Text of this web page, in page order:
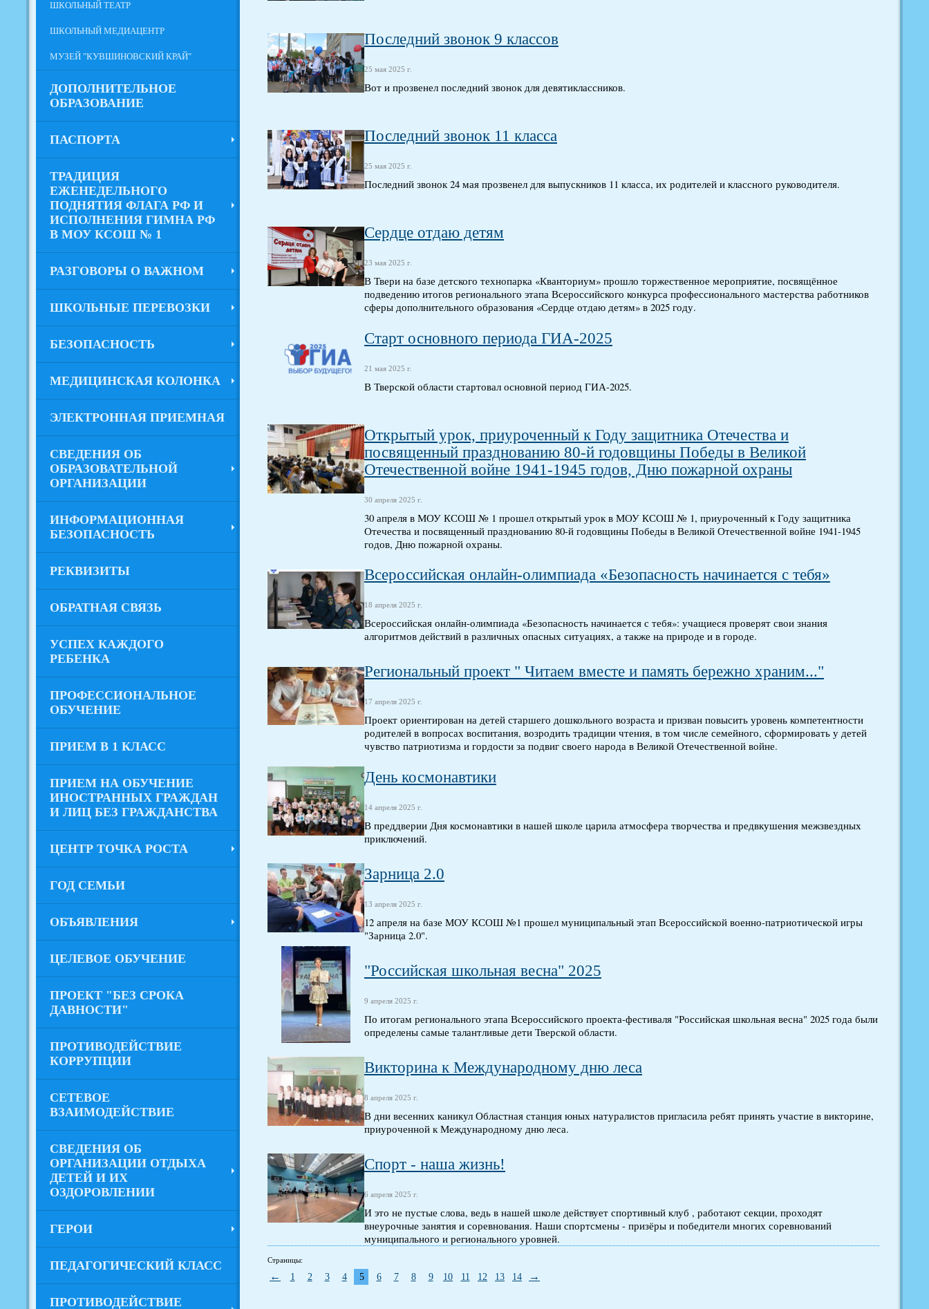
ШКОЛЬНЫЙ ТЕАТР
ШКОЛЬНЫЙ МЕДИАЦЕНТР
МУЗЕЙ "КУВШИНОВСКИЙ КРАЙ"
ДОПОЛНИТЕЛЬНОЕ
ОБРАЗОВАНИЕ
ПАСПОРТА
ТРАДИЦИЯ
ЕЖЕНЕДЕЛЬНОГО
ПОДНЯТИЯ ФЛАГА РФ И
ИСПОЛНЕНИЯ ГИМНА РФ
В МОУ КСОШ № 1
РАЗГОВОРЫ О ВАЖНОМ
ШКОЛЬНЫЕ ПЕРЕВОЗКИ
БЕЗОПАСНОСТЬ
МЕДИЦИНСКАЯ КОЛОНКА
ЭЛЕКТРОННАЯ ПРИЕМНАЯ
СВЕДЕНИЯ ОБ
ОБРАЗОВАТЕЛЬНОЙ
ОРГАНИЗАЦИИ
ИНФОРМАЦИОННАЯ
БЕЗОПАСНОСТЬ
РЕКВИЗИТЫ
ОБРАТНАЯ СВЯЗЬ
УСПЕХ КАЖДОГО
РЕБЕНКА
ПРОФЕССИОНАЛЬНОЕ
ОБУЧЕНИЕ
ПРИЕМ В 1 КЛАСС
ПРИЕМ НА ОБУЧЕНИЕ
ИНОСТРАННЫХ ГРАЖДАН
И ЛИЦ БЕЗ ГРАЖДАНСТВА
ЦЕНТР ТОЧКА РОСТА
ГОД СЕМЬИ
ОБЪЯВЛЕНИЯ
ЦЕЛЕВОЕ ОБУЧЕНИЕ
ПРОЕКТ "БЕЗ СРОКА
ДАВНОСТИ"
ПРОТИВОДЕЙСТВИЕ
КОРРУПЦИИ
СЕТЕВОЕ
ВЗАИМОДЕЙСТВИЕ
СВЕДЕНИЯ ОБ
ОРГАНИЗАЦИИ ОТДЫХА
ДЕТЕЙ И ИХ
ОЗДОРОВЛЕНИИ
ГЕРОИ
ПЕДАГОГИЧЕСКИЙ КЛАСС
ПРОТИВОДЕЙСТВИЕ
Последний звонок 9 классов
25 мая 2025 г.
Вот и прозвенел последний звонок для девятиклассников.
Последний звонок 11 класса
25 мая 2025 г.
Последний звонок 24 мая прозвенел для выпускников 11 класса, их родителей и классного руководителя.
Сердце отдаю детям
23 мая 2025 г.
В Твери на базе детского технопарка «Кванториум» прошло торжественное мероприятие, посвящённое
подведению итогов регионального этапа Всероссийского конкурса профессионального мастерства работников
сферы дополнительного образования «Сердце отдаю детям» в 2025 году.
Старт основного периода ГИА-2025
21 мая 2025 г.
В Тверской области стартовал основной период ГИА-2025.
Открытый урок, приуроченный к Году защитника Отечества и
посвященный празднованию 80-й годовщины Победы в Великой
Отечественной войне 1941-1945 годов, Дню пожарной охраны
30 апреля 2025 г.
30 апреля в МОУ КСОШ № 1 прошел открытый урок в МОУ КСОШ № 1, приуроченный к Году защитника
Отечества и посвященный празднованию 80-й годовщины Победы в Великой Отечественной войне 1941-1945
годов, Дню пожарной охраны.
Всероссийская онлайн-олимпиада «Безопасность начинается с тебя»
18 апреля 2025 г.
Всероссийская онлайн-олимпиада «Безопасность начинается с тебя»: учащиеся проверят свои знания
алгоритмов действий в различных опасных ситуациях, а также на природе и в городе.
Региональный проект " Читаем вместе и память бережно храним..."
17 апреля 2025 г.
Проект ориентирован на детей старшего дошкольного возраста и призван повысить уровень компетентности
родителей в вопросах воспитания, возродить традиции чтения, в том числе семейного, сформировать у детей
чувство патриотизма и гордости за подвиг своего народа в Великой Отечественной войне.
День космонавтики
14 апреля 2025 г.
В преддверии Дня космонавтики в нашей школе царила атмосфера творчества и предвкушения межзвездных
приключений.
Зарница 2.0
13 апреля 2025 г.
12 апреля на базе МОУ КСОШ №1 прошел муниципальный этап Всероссийской военно-патриотической игры
"Зарница 2.0".
"Российская школьная весна" 2025
9 апреля 2025 г.
По итогам регионального этапа Всероссийского проекта-фестиваля "Российская школьная весна" 2025 года были
определены самые талантливые дети Тверской области.
Викторина к Международному дню леса
8 апреля 2025 г.
В дни весенних каникул Областная станция юных натуралистов пригласила ребят принять участие в викторине,
приуроченной к Международному дню леса.
Спорт - наша жизнь!
6 апреля 2025 г.
И это не пустые слова, ведь в нашей школе действует спортивный клуб , работают секции, проходят
внеурочные занятия и соревнования. Наши спортсмены - призёры и победители многих соревнований
муниципального и регионального уровней.
Страницы:
← 1 2 3 4 5 6 7 8 9 10 11 12 13 14 →